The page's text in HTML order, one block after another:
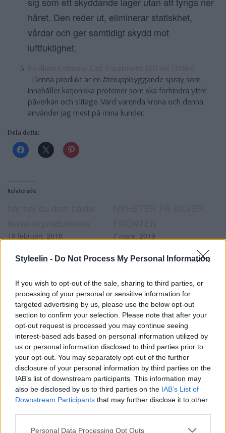
Styleelin - Do Not Process My Personal Information
If you wish to opt-out of the sale, sharing to third parties, or
processing of your personal or sensitive information for
targeted advertising by us, please use the below opt-out
section to confirm your selection. Please note that after your
opt-out request is processed you may continue seeing
interest-based ads based on personal information utilized by
us or personal information disclosed to third parties prior to
your opt-out. You may separately opt-out of the further
disclosure of your personal information by third parties on the
IAB’s list of downstream participants. This information may
also be disclosed by us to third parties on the IAB’s List of
Downstream Participants that may further disclose it to other
Personal Data Processing Opt Outs
håret. Den reder ut, eliminerar statiskhet,
vårdar och ger samtidigt skydd mot
luftfuktighet.
-Denna produkt är en återuppbyggande spray som
innehåller katjoniska proteiner som ska förhindra yttre
påverkan och slitage. Värd varenda krona och denna
använder jag mest på mina kunder.
Dela detta:
Relaterade
19 februari, 2018 7 mars, 2019
7 mars, 2016
I ”Produkttips”
#Amika #beauty
#elindamernasvarld
#elinjohanson
#hairblog #hairinspo
#hairstylist
stockholm
#Leave-in #redken
#sveriges bästa
hårblogg
Kommentarer
Kommentera*